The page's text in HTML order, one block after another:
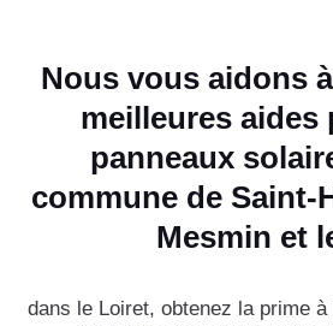
Nous vous aidons
meilleures aides
panneaux
commune de Saint-
Mesmin et
dans le Loiret, obtenez la prime à